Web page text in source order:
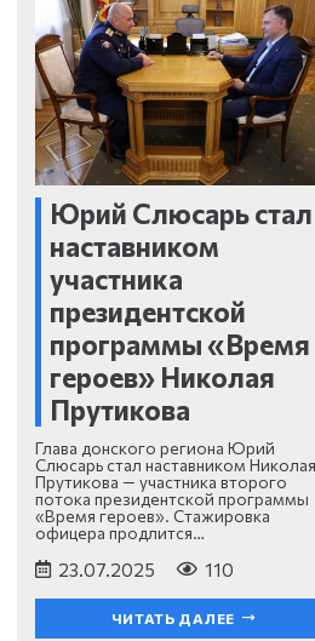
Юрий Слюсарь стал
наставником
участника
президентской
программы «Время
героев» Николая
Прутикова
Глава донского региона Юрий
Слюсарь стал наставником Николая
Прутикова — участника второго
потока президентской программы
«Время героев». Стажировка
офицера продлится…
23.07.2025 110
ЧИТАТЬ ДАЛЕЕ